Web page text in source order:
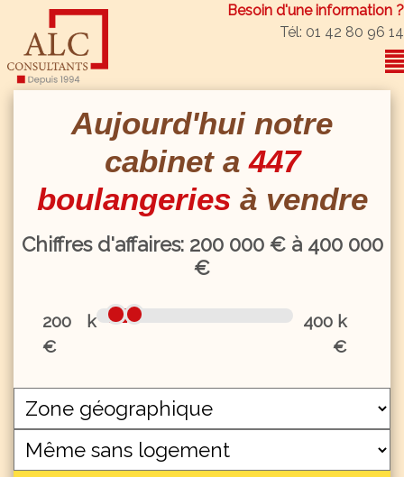
Besoin d'une information ?
Tél: 01 42 80 96 14
Aujourd'hui notre
cabinet a447
boulangeriesà vendre
Chiffres d'affaires: 200000 € à 400000
€
200 k
€
400 k
€